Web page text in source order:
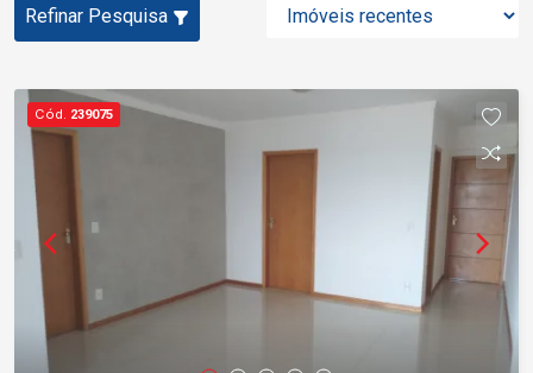
Refinar Pesquisa
Cód. 239075